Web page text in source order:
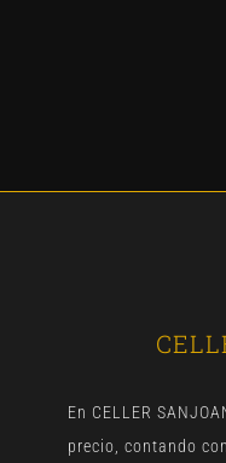
En CELLER
precio, contando